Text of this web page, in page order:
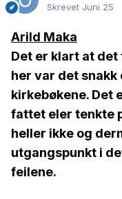
Skrevet Juni 25
Arild Maka
Det er klart at det
her var det
kirkebøkene. Det
fattet eler tenkte
heller ikke og
utgangspunkt i
feilene.